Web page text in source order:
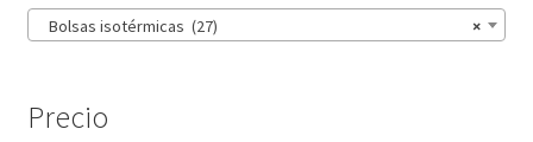
×
Bolsas isotérmicas (27)
Precio